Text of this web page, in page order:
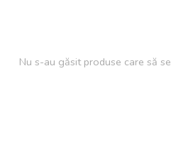
Nu s-au găsit produse care să